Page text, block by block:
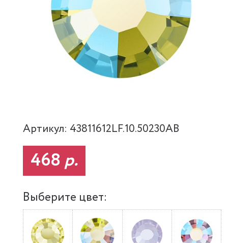
Артикул: 43811612LF.10.50230AB
468 р.
Выберите цвет: